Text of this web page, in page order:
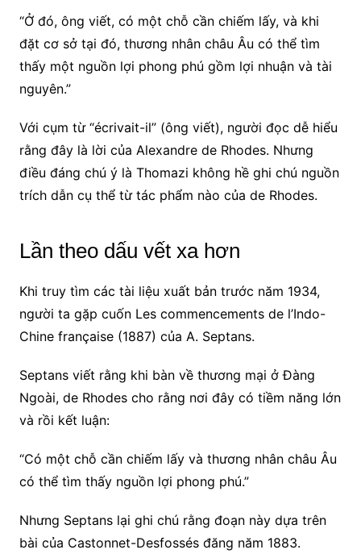
“Ở đó, ông viết, có một chỗ cần chiếm lấy, và khi
đặt cơ sở tại đó, thương nhân châu Âu có thể tìm
thấy một nguồn lợi phong phú gồm lợi nhuận và tài
nguyên.”
Với cụm từ “écrivait-il” (ông viết), người đọc dễ hiểu
rằng đây là lời của Alexandre de Rhodes. Nhưng
điều đáng chú ý là Thomazi không hề ghi chú nguồn
trích dẫn cụ thể từ tác phẩm nào của de Rhodes.
Lần theo dấu vết xa hơn
Khi truy tìm các tài liệu xuất bản trước năm 1934,
người ta gặp cuốn Les commencements de l’Indo-
Chine française (1887) của A. Septans.
Septans viết rằng khi bàn về thương mại ở Đàng
Ngoài, de Rhodes cho rằng nơi đây có tiềm năng lớn
và rồi kết luận:
“Có một chỗ cần chiếm lấy và thương nhân châu Âu
có thể tìm thấy nguồn lợi phong phú.”
Nhưng Septans lại ghi chú rằng đoạn này dựa trên
bài của Castonnet-Desfossés đăng năm 1883.